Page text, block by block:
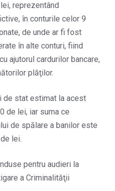
reprezentând
în conturile celor 9
de unde ar fi fost
în alte conturi, fiind
ajutorul cardurilor bancare,
plăţilor.
de stat estimat la acest
de lei, iar suma ce
de spălare a banilor este
lei.
pentru audieri la
a Criminalităţii